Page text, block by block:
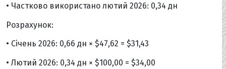
• Частково використано лютий 2026: 0,34 дн
Розрахунок:
• Січень 2026: 0,66 дн × $47,62 = $31,43
• Лютий 2026: 0,34 дн × $100,00 = $34,00